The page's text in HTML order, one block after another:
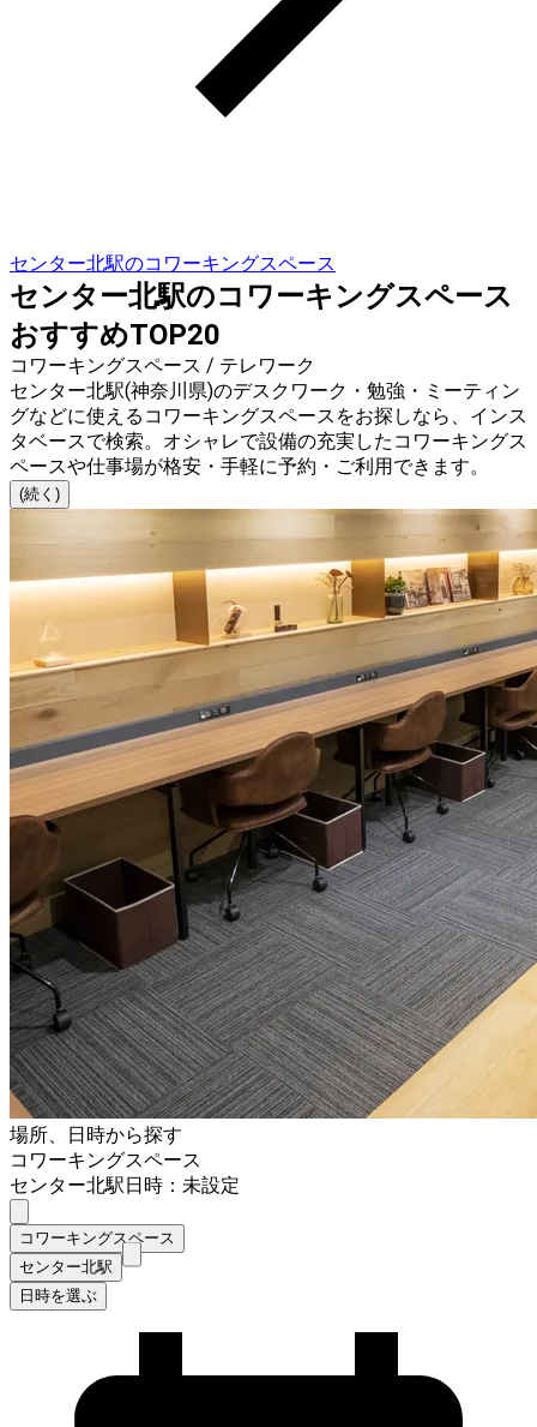
センター北駅のコワーキングスペース
センター北駅のコワーキングスペース
おすすめTOP20
コワーキングスペース / テレワーク
センター北駅(神奈川県)のデスクワーク・勉強・ミーティン
グなどに使えるコワーキングスペースをお探しなら、インス
タベースで検索。オシャレで設備の充実したコワーキングス
ペースや仕事場が格安・手軽に予約・ご利用できます。
(続く)
場所、日時から探す
コワーキングスペース
センター北駅日時：未設定
コワーキングスペース
センター北駅
日時を選ぶ